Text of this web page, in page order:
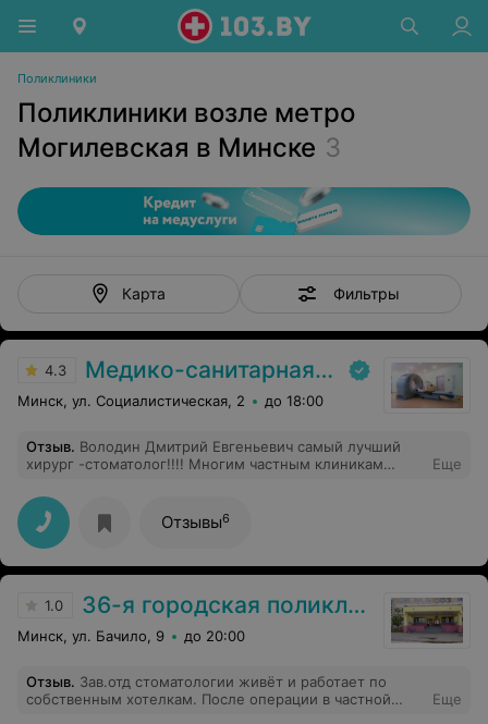
Поликлиники
Поликлиники возле метро
Могилевская в Минске 3
Карта Фильтры
4.3 Медико-санитарная часть «МАЗ»
Минск, ул. Социалистическая, 2 до 18:00
Отзыв. Володин Дмитрий Евгеньевич самый лучший
хирург -стоматолог!!!! Многим частным клиникам
Еще
Отзывы6
1.0 36-я городская поликлиника
Минск, ул. Бачило, 9 до 20:00
Отзыв. Зав.отд стоматологии живёт и работает по
собственным хотелкам. После операции в частной
Еще